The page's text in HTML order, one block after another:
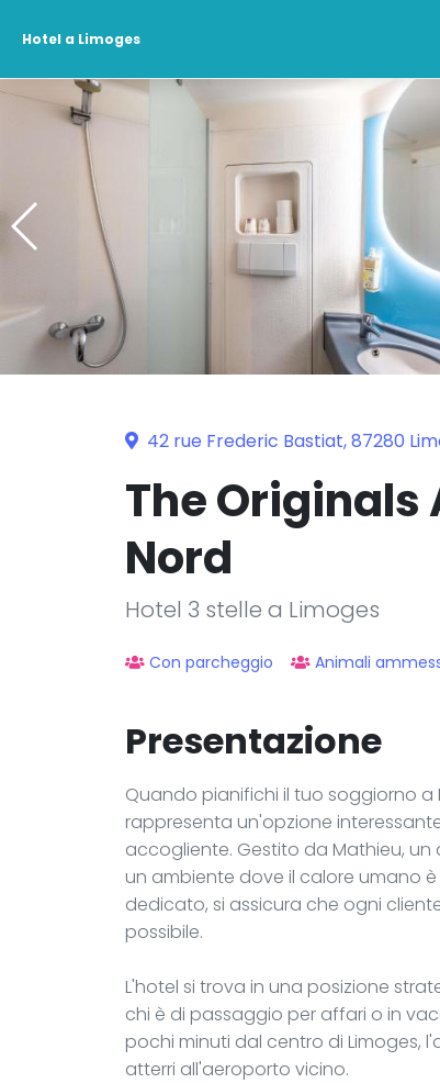
Hotel a Limoges
42 rue Frederic Bastiat, 87280
The Originals
Nord
Hotel 3 stelle a Limoges
Con parcheggio Animali
Presentazione
Quando pianifichi il tuo soggiorno a
rappresenta un'opzione
accogliente. Gestito da Mathieu,
un ambiente dove il calore umano
dedicato, si assicura che ogni
possibile.
L'hotel si trova in una posizione
chi è di passaggio per affari o in
pochi minuti dal centro di Limoges,
atterri all'aeroporto vicino.